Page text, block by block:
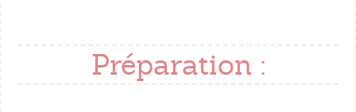
Préparation :